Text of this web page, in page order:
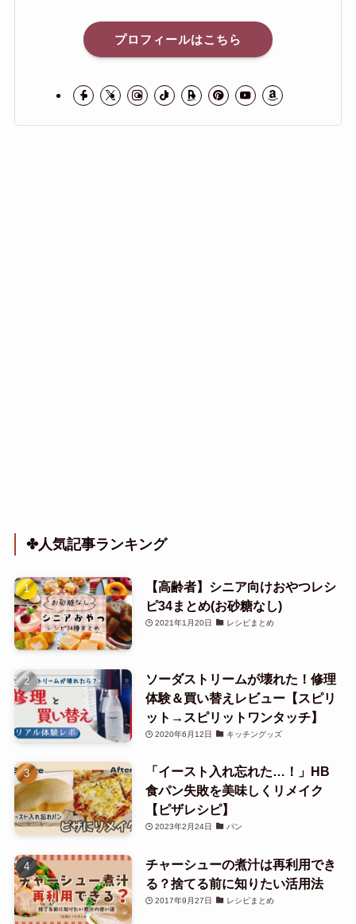
プロフィールはこちら
✤人気記事ランキング
【高齢者】シニア向けおやつレシ
ピ34まとめ(お砂糖なし)
2021年1月20日 レシピまとめ
ソーダストリームが壊れた！修理
体験＆買い替えレビュー【スピリ
ット→スピリットワンタッチ】
2020年6月12日 キッチングッズ
「イースト入れ忘れた…！」HB
食パン失敗を美味しくリメイク
【ピザレシピ】
2023年2月24日 パン
チャーシューの煮汁は再利用でき
る？捨てる前に知りたい活用法
2017年9月27日 レシピまとめ